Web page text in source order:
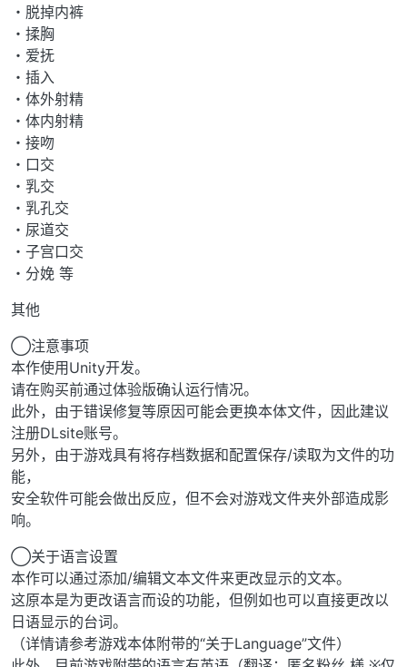
・脱掉内裤
・揉胸
・爱抚
・插入
・体外射精
・体内射精
・接吻
・口交
・乳交
・乳孔交
・尿道交
・子宫口交
・分娩 等
其他
◯注意事项
本作使用Unity开发。
请在购买前通过体验版确认运行情况。
此外，由于错误修复等原因可能会更换本体文件，因此建议
注册DLsite账号。
另外，由于游戏具有将存档数据和配置保存/读取为文件的功
能，
安全软件可能会做出反应，但不会对游戏文件夹外部造成影
响。
◯关于语言设置
本作可以通过添加/编辑文本文件来更改显示的文本。
这原本是为更改语言而设的功能，但例如也可以直接更改以
日语显示的台词。
（详情请参考游戏本体附带的“关于Language”文件）